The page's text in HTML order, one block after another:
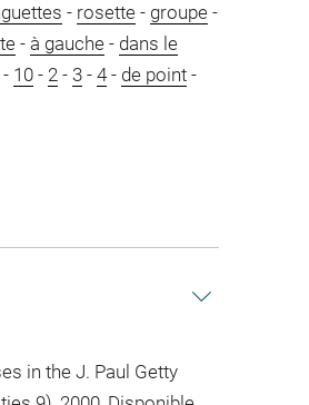
- rosette- groupe-
- à gauche- dans le
10- 2- 3- 4- de point-
in the J. Paul Getty